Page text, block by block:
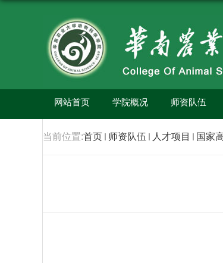
网站首页 学院概况 师资队伍
当前位置:首页 师资队伍 人才项目 国家